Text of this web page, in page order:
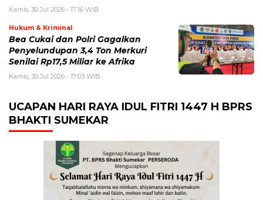
Kamis, 30 Jul 2026 - 17:16 WIB
Hukum & Kriminal
Bea Cukai dan Polri Gagalkan
Penyelundupan 3,4 Ton Merkuri
Senilai Rp17,5 Miliar ke Afrika
Kamis, 30 Jul 2026 - 17:03 WIB
UCAPAN HARI RAYA IDUL FITRI 1447 H BPRS
BHAKTI SUMEKAR